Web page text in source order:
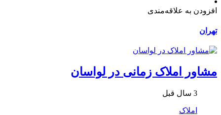
افزودن به علاقه‌مندی
تهران
مشاور املاک زمانی در لواسان
3 سال قبل
املاک